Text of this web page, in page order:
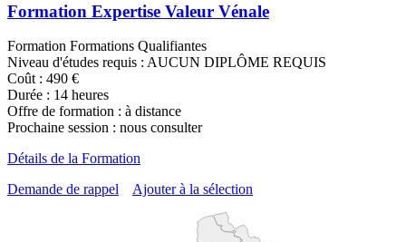
Formation Expertise Valeur Vénale
Formation Formations Qualifiantes
Niveau d'études requis : AUCUN DIPLÔME REQUIS
Coût : 490 €
Durée : 14 heures
Offre de formation : à distance
Prochaine session : nous consulter
Détails de la Formation
Demande de rappel
Ajouter à la sélection